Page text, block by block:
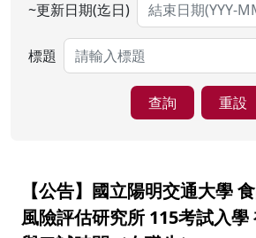
~更新日期(迄日)
標題
查詢 重設
【公告】國立陽明交通大學
風險評估研究所 115考試入學